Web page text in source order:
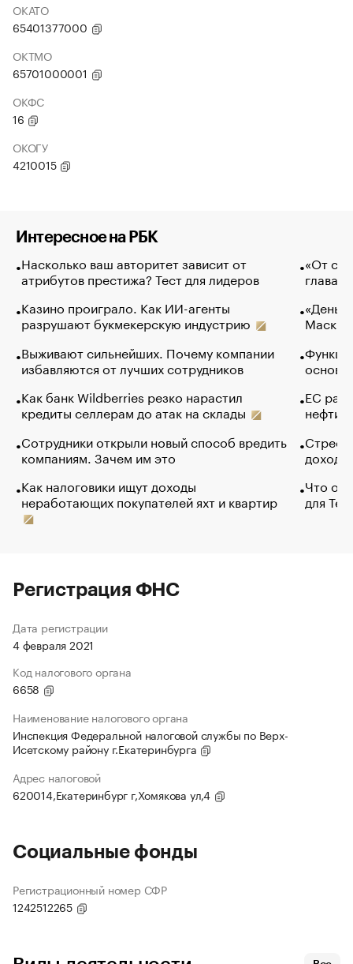
ОКАТО
65401377000
ОКТМО
65701000001
ОКФС
16
ОКОГУ
4210015
Интересное на РБК
Насколько ваш авторитет зависит от
атрибутов престижа? Тест для лидеров
Казино проиграло. Как ИИ-агенты
разрушают букмекерскую индустрию
Выживают сильнейших. Почему компании
избавляются от лучших сотрудников
Как банк Wildberries резко нарастил
кредиты селлерам до атак на склады
Сотрудники открыли новый способ вредить
компаниям. Зачем им это
Как налоговики ищут доходы
неработающих покупателей яхт и квартир
«От
глава
Маск в
основ
ЕС
нефти
Что
для
Регистрация ФНС
Дата регистрации
4 февраля 2021
Код налогового органа
6658
Наименование налогового органа
Инспекция Федеральной налоговой службы по Верх-
Исетскому району г.Екатеринбурга
Адрес налоговой
620014,Екатеринбург г,Хомякова ул,4
Социальные фонды
Регистрационный номер СФР
1242512265